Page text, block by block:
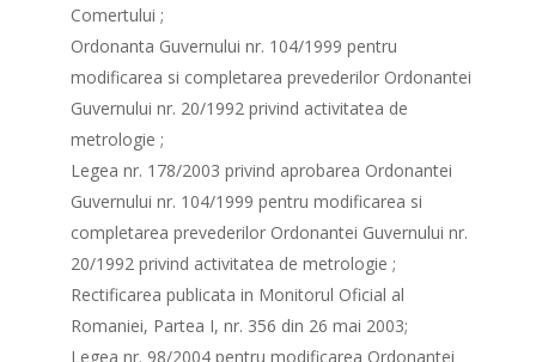
Comertului ;
Ordonanta Guvernului nr. 104/1999 pentru
modificarea si completarea prevederilor Ordonantei
Guvernului nr. 20/1992 privind activitatea de
metrologie ;
Legea nr. 178/2003 privind aprobarea Ordonantei
Guvernului nr. 104/1999 pentru modificarea si
completarea prevederilor Ordonantei Guvernului nr.
20/1992 privind activitatea de metrologie ;
Rectificarea publicata in Monitorul Oficial al
Romaniei, Partea I, nr. 356 din 26 mai 2003;
Legea nr. 98/2004 pentru modificarea Ordonantei